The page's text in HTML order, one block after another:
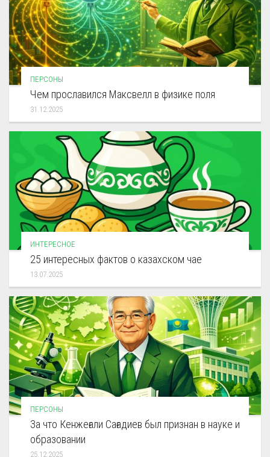
ПЕРСОНЫ
Чем прославился Максвелл в физике поля
31.12.2025
ИНТЕРЕСНОЕ
25 интересных фактов о казахском чае
13.07.2025
ПЕРСОНЫ
За что Кенжеғали Сағадиев был признан в науке и
образовании
25.12.2025